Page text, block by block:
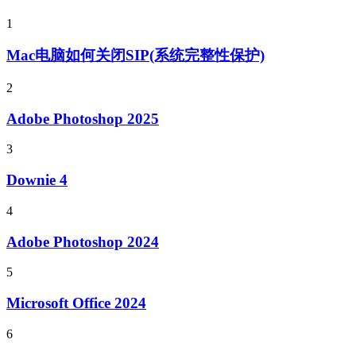
1
Mac电脑如何关闭SIP(系统完整性保护)
2
Adobe Photoshop 2025
3
Downie 4
4
Adobe Photoshop 2024
5
Microsoft Office 2024
6